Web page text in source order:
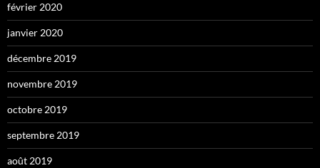
février 2020
janvier 2020
décembre 2019
novembre 2019
octobre 2019
septembre 2019
août 2019